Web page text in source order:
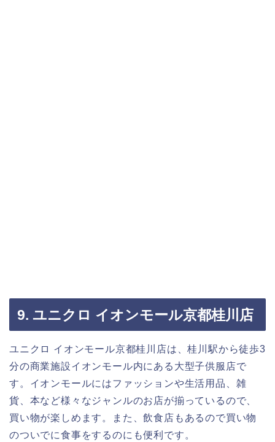
9. ユニクロ イオンモール京都桂川店
ユニクロ イオンモール京都桂川店は、桂川駅から徒歩3
分の商業施設イオンモール内にある大型子供服店で
す。イオンモールにはファッションや生活用品、雑
貨、本など様々なジャンルのお店が揃っているので、
買い物が楽しめます。また、飲食店もあるので買い物
のついでに食事をするのにも便利です。